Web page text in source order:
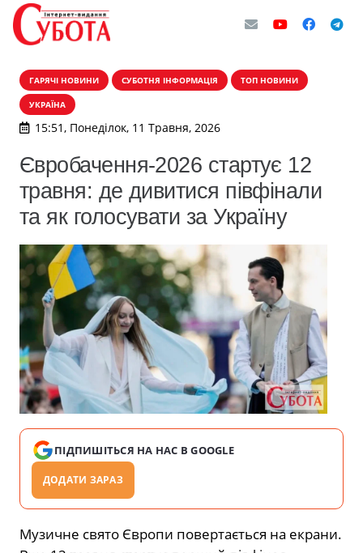
ГАРЯЧІ НОВИНИ СУБОТНЯ ІНФОРМАЦІЯ ТОП НОВИНИ
УКРАЇНА
15:51, Понеділок, 11 Травня, 2026
Євробачення-2026 стартує 12
травня: де дивитися півфінали
та як голосувати за Україну
ПІДПИШІТЬСЯ НА НАС В GOOGLE
ДОДАТИ ЗАРАЗ
Музичне свято Європи повертається на екрани.